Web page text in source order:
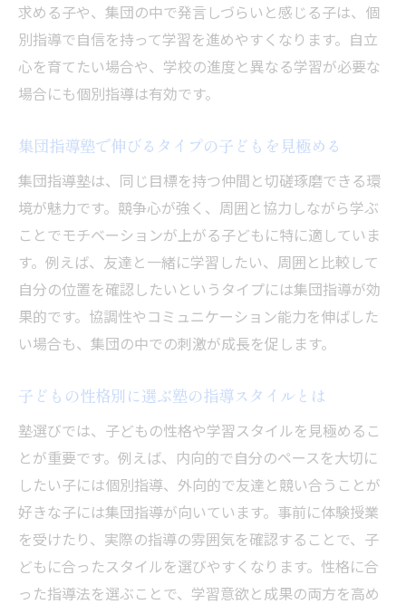
求める子や、集団の中で発言しづらいと感じる子は、個
別指導で自信を持って学習を進めやすくなります。自立
心を育てたい場合や、学校の進度と異なる学習が必要な
場合にも個別指導は有効です。
集団指導塾で伸びるタイプの子どもを見極める
集団指導塾は、同じ目標を持つ仲間と切磋琢磨できる環
境が魅力です。競争心が強く、周囲と協力しながら学ぶ
ことでモチベーションが上がる子どもに特に適していま
す。例えば、友達と一緒に学習したい、周囲と比較して
自分の位置を確認したいというタイプには集団指導が効
果的です。協調性やコミュニケーション能力を伸ばした
い場合も、集団の中での刺激が成長を促します。
子どもの性格別に選ぶ塾の指導スタイルとは
塾選びでは、子どもの性格や学習スタイルを見極めるこ
とが重要です。例えば、内向的で自分のペースを大切に
したい子には個別指導、外向的で友達と競い合うことが
好きな子には集団指導が向いています。事前に体験授業
を受けたり、実際の指導の雰囲気を確認することで、子
どもに合ったスタイルを選びやすくなります。性格に合
った指導法を選ぶことで、学習意欲と成果の両方を高め